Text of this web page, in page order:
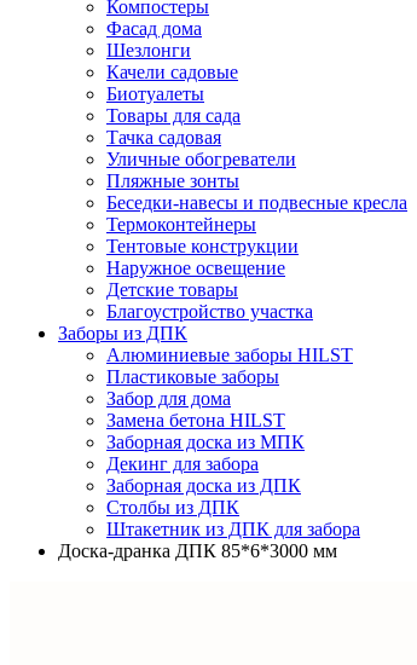
Компостеры
Фасад дома
Шезлонги
Качели садовые
Биотуалеты
Товары для сада
Тачка садовая
Уличные обогреватели
Пляжные зонты
Беседки-навесы и подвесные кресла
Термоконтейнеры
Тентовые конструкции
Наружное освещение
Детские товары
Благоустройство участка
Заборы из ДПК
Алюминиевые заборы HILST
Пластиковые заборы
Забор для дома
Замена бетона HILST
Заборная доска из МПК
Декинг для забора
Заборная доска из ДПК
Столбы из ДПК
Штакетник из ДПК для забора
Доска-дранка ДПК 85*6*3000 мм